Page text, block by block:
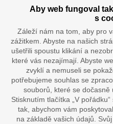
Doprava vaším
Aby web fungoval
s
Záleží nám na tom, aby pro
zážitkem. Abyste na našich
ušetřili spoustu klikání a
které vás nezajímají. Abyste
zvyklí a nemuseli se
potřebujeme souhlas se
souborů, které se
Stisknutím tlačítka „V
tak, abychom vám
na základě vašich údajů.